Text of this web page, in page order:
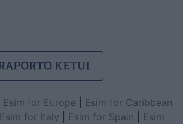
Esim for Europe
Esim for Caribbean
Esim for Italy Esim for Spain
Esim